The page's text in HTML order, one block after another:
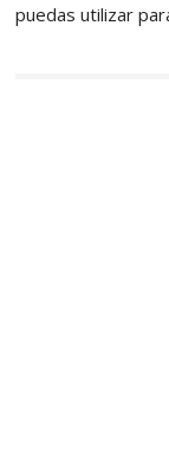
puedas utilizar